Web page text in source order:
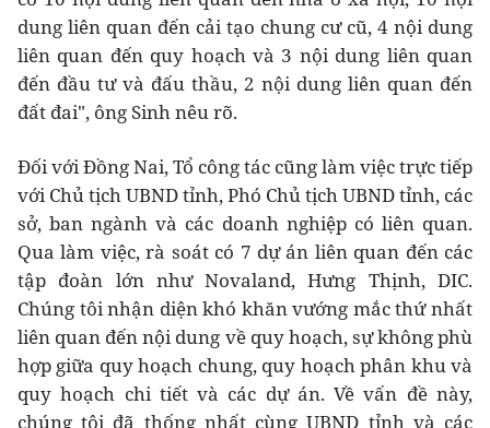
dung liên quan đến cải tạo chung cư cũ, 4 nội dung
liên quan đến quy hoạch và 3 nội dung liên quan
đến đầu tư và đấu thầu, 2 nội dung liên quan đến
đất đai", ông Sinh nêu rõ.
Đối với Đồng Nai, Tổ công tác cũng làm việc trực tiếp
với Chủ tịch UBND tỉnh, Phó Chủ tịch UBND tỉnh, các
sở, ban ngành và các doanh nghiệp có liên quan.
Qua làm việc, rà soát có 7 dự án liên quan đến các
tập đoàn lớn như Novaland, Hưng Thịnh, DIC.
Chúng tôi nhận diện khó khăn vướng mắc thứ nhất
liên quan đến nội dung về quy hoạch, sự không phù
hợp giữa quy hoạch chung, quy hoạch phân khu và
quy hoạch chi tiết và các dự án. Về vấn đề này,
chúng tôi đã thống nhất cùng UBND tỉnh và các